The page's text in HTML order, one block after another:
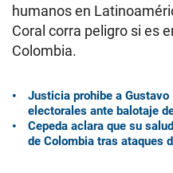
humanos en
Coral corra peligro si es
Colombia.
Justicia prohibe a
electorales ante balotaje
Cepeda aclara que su
de Colombia tras ataques